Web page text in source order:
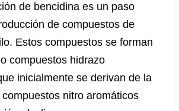
de bencidina es un paso
de compuestos de
Estos compuestos se forman
compuestos hidrazo
inicialmente se derivan de la
nitro aromáticos